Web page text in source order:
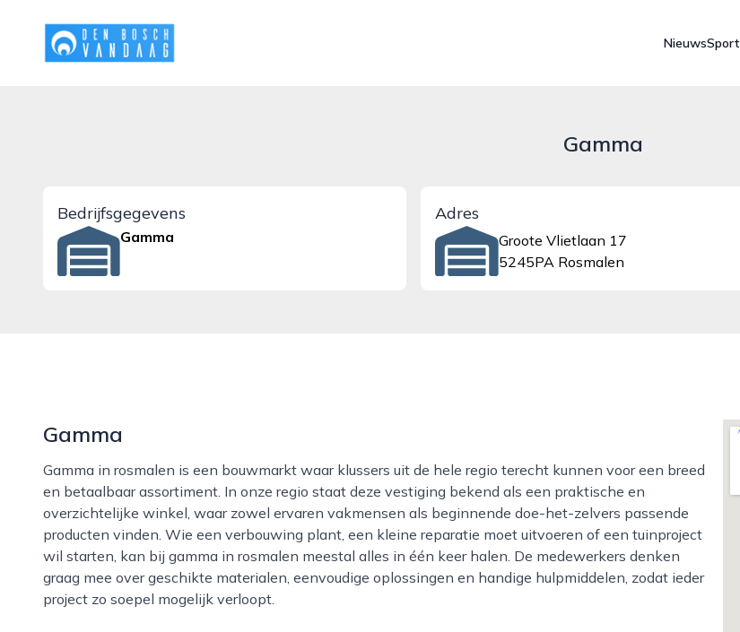
denboschvandaag.nl
NieuwsSport
Gamma
Bedrijfsgegevens
Gamma
Adres
Groote Vlietlaan 17
5245PA Rosmalen
Gamma
Gamma in rosmalen is een bouwmarkt waar klussers uit de hele regio terecht kunnen voor een breed
en betaalbaar assortiment. In onze regio staat deze vestiging bekend als een praktische en
overzichtelijke winkel, waar zowel ervaren vakmensen als beginnende doe-het-zelvers passende
producten vinden. Wie een verbouwing plant, een kleine reparatie moet uitvoeren of een tuinproject
wil starten, kan bij gamma in rosmalen meestal alles in één keer halen. De medewerkers denken
graag mee over geschikte materialen, eenvoudige oplossingen en handige hulpmiddelen, zodat ieder
project zo soepel mogelijk verloopt.